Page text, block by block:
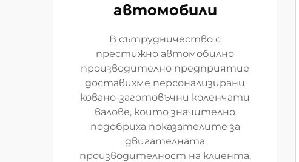
автомобили
В сътрудничество с
престижно автомобилно
производително предприятие
доставихме персонализирани
ковано-заготовъчни коленчати
валове, които значително
подобриха показателите за
двигателната
производителност на клиента.